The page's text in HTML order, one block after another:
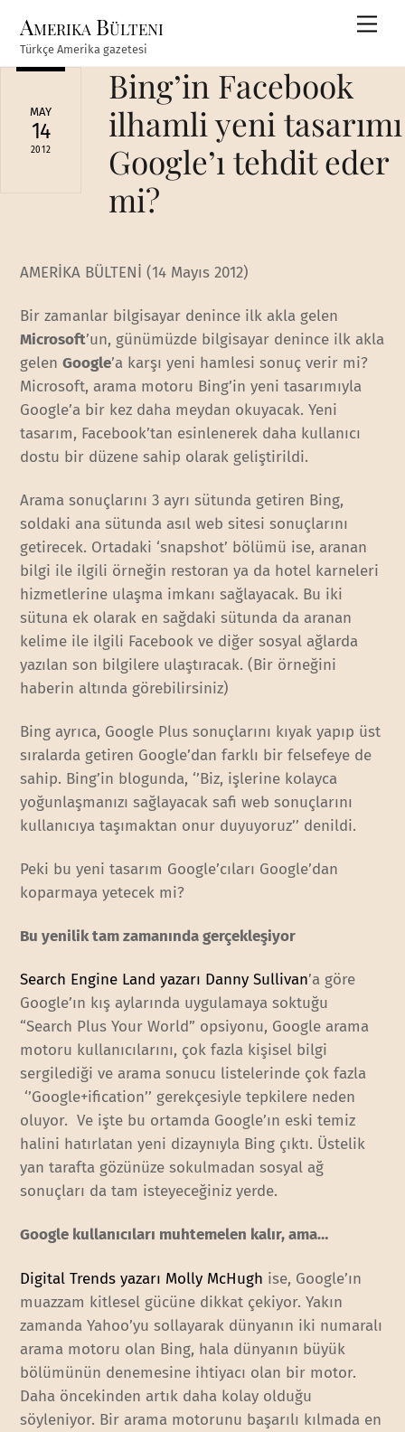
content
Amerika Bülteni
Türkçe Amerika gazetesi
MAY
14
2012
Bing’in Facebook
ilhamli yeni tasarımı
Google’ı tehdit eder
mi?
AMERİKA BÜLTENİ (14 Mayıs 2012)
Bir zamanlar bilgisayar denince ilk akla gelen
Microsoft’un, günümüzde bilgisayar denince ilk akla
gelenGoogle’a karşı yeni hamlesi sonuç verir mi?
Microsoft, arama motoru Bing’in yeni tasarımıyla
Google’a bir kez daha meydan okuyacak. Yeni
tasarım, Facebook’tan esinlenerek daha kullanıcı
dostu bir düzene sahip olarak geliştirildi.
Arama sonuçlarını 3 ayrı sütunda getiren Bing,
soldaki ana sütunda asıl web sitesi sonuçlarını
getirecek. Ortadaki ‘snapshot’ bölümü ise, aranan
bilgi ile ilgili örneğin restoran ya da hotel karneleri
hizmetlerine ulaşma imkanı sağlayacak. Bu iki
sütuna ek olarak en sağdaki sütunda da aranan
kelime ile ilgili Facebook ve diğer sosyal ağlarda
yazılan son bilgilere ulaştıracak. (Bir örneğini
haberin altında görebilirsiniz)
Bing ayrıca, Google Plus sonuçlarını kıyak yapıp üst
sıralarda getiren Google’dan farklı bir felsefeye de
sahip. Bing’in blogunda, ‘’Biz, işlerine kolayca
yoğunlaşmanızı sağlayacak safi web sonuçlarını
kullanıcıya taşımaktan onur duyuyoruz’’ denildi.
Peki bu yeni tasarım Google’cıları Google’dan
koparmaya yetecek mi?
Bu yenilik tam zamanında gerçekleşiyor
Search Engine Land yazarı Danny Sullivan’a göre
Google’ın kış aylarında uygulamaya soktuğu
“Search Plus Your World” opsiyonu, Google arama
motoru kullanıcılarını, çok fazla kişisel bilgi
sergilediği ve arama sonucu listelerinde çok fazla
‘’Google+ification’’ gerekçesiyle tepkilere neden
oluyor. Ve işte bu ortamda Google’ın eski temiz
halini hatırlatan yeni dizaynıyla Bing çıktı. Üstelik
yan tarafta gözünüze sokulmadan sosyal ağ
sonuçları da tam isteyeceğiniz yerde.
Google kullanıcıları muhtemelen kalır, ama…
Digital Trends yazarı Molly McHugh ise, Google’ın
muazzam kitlesel gücüne dikkat çekiyor. Yakın
zamanda Yahoo’yu sollayarak dünyanın iki numaralı
arama motoru olan Bing, hala dünyanın büyük
bölümünün denemesine ihtiyacı olan bir motor.
Daha öncekinden artık daha kolay olduğu
söyleniyor. Bir arama motorunu başarılı kılmada en